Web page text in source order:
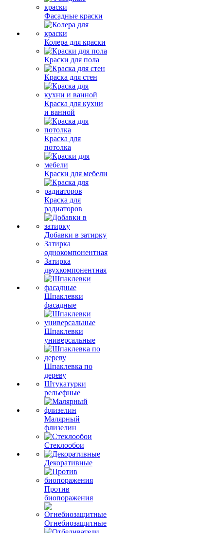
Фасадные краски
Колера для краски
Краски для пола
Краска для стен
Краска для кухни
и ванной
Краска для
потолка
Краски для мебели
Краска для
радиаторов
Добавки в затирку
Затирка
однокомпонентная
Затирка
двухкомпонентная
Шпаклевки
фасадные
Шпаклевки
универсальные
Шпаклевка по
дереву
Штукатурки
рельефные
Малярный
флизелин
Стеклообои
Декоративные
Против
биопоражения
Огнебиозащитные